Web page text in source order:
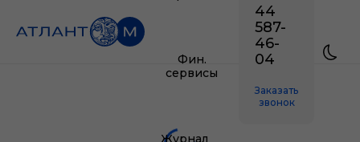
Фин.
сервисы
Журнал
44
587-
46-
04
Заказать
звонок